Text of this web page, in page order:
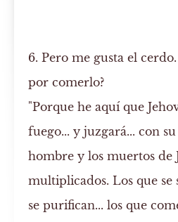
6. Pero me gusta el
por comerlo?
"Porque he aquí que
fuego... y juzgará... con
hombre y los muertos de
multiplicados. Los que se
se purifican... los que